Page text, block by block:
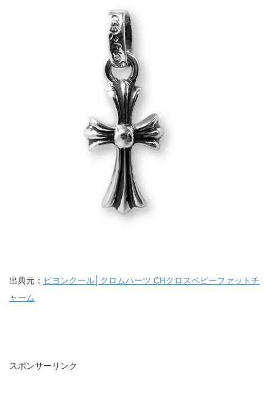
出典元： ビヨンクール│クロムハーツ CHクロスベビーファットチ
ャーム
スポンサーリンク